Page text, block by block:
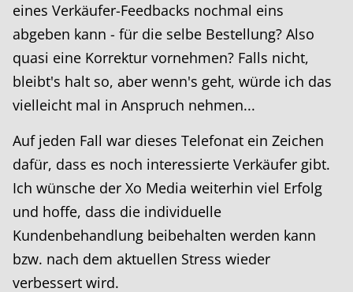
eines Verkäufer-Feedbacks nochmal eins
abgeben kann - für die selbe Bestellung? Also
quasi eine Korrektur vornehmen? Falls nicht,
bleibt's halt so, aber wenn's geht, würde ich das
vielleicht mal in Anspruch nehmen...
Auf jeden Fall war dieses Telefonat ein Zeichen
dafür, dass es noch interessierte Verkäufer gibt.
Ich wünsche der Xo Media weiterhin viel Erfolg
und hoffe, dass die individuelle
Kundenbehandlung beibehalten werden kann
bzw. nach dem aktuellen Stress wieder
verbessert wird.